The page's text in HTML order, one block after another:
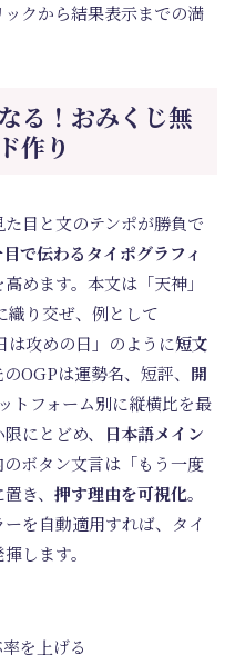
クから結果表示までの満
る！おみくじ無
作り
目と文のテンポが勝負で
で伝わるタイポグラフィ
めます。本文は「天神」
り交ぜ、例として
攻めの日」のように短文
OGPは運勢名、短評、 開
トフォーム別に縦横比を最
にとどめ、
日本語メイン
ボタン文言は「もう一度
き、 押す理由を可視化。
を自動適用すれば、タイ
します。
を上げる